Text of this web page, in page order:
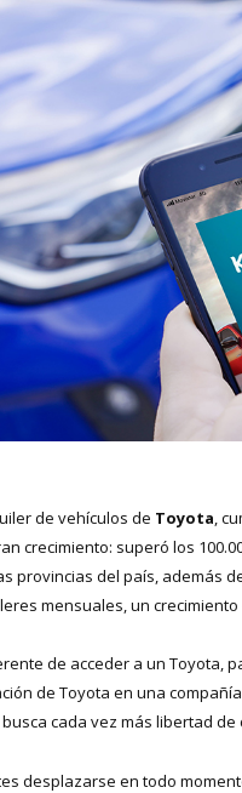
de vehículos de Toyota,
crecimiento: superó los
provincias del país, además
mensuales, un
de acceder a un Toyota,
de Toyota en una
cada vez más libertad de
desplazarse en todo